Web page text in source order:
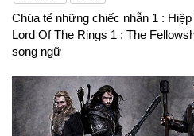
Chúa tể những chiếc nhẫn 1 :
Lord Of The Rings 1 : The
song ngữ